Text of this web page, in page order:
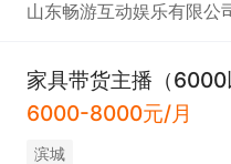
山东畅游互动娱乐有限公
家具带货主播（6000
6000-8000元/月
滨城